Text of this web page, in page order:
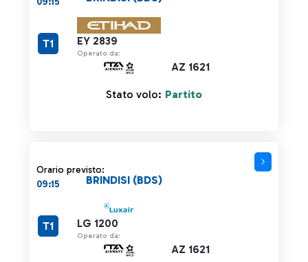
EY 2839
Operato da:
AZ 1621
T1
Stato volo: Partito
Orario previsto:
09:15
LG 1200
Operato da:
AZ 1621
BRINDISI (BDS)
T1